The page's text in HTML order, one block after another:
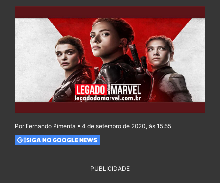
Por Fernando Pimenta • 4 de setembro de 2020, às 15:55
SIGA NO GOOGLE NEWS
PUBLICIDADE